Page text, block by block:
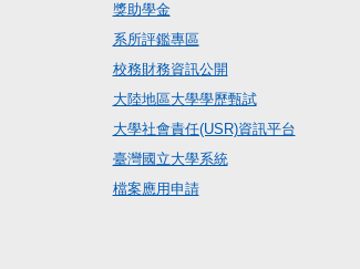
獎助學金
系所評鑑專區
校務財務資訊公開
大陸地區大學學歷甄試
大學社會責任(USR)資訊平台
臺灣國立大學系統
檔案應用申請